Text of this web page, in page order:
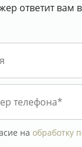
ответит вам
на обработку